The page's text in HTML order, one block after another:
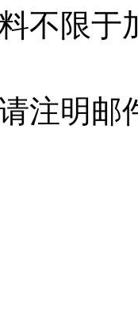
不限于
注明邮